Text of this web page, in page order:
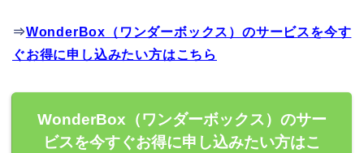
⇒WonderBox（ワンダーボックス）のサービスを今す
ぐお得に申し込みたい方はこちら
WonderBox（ワンダーボックス）のサー
ビスを今すぐお得に申し込みたい方はこ